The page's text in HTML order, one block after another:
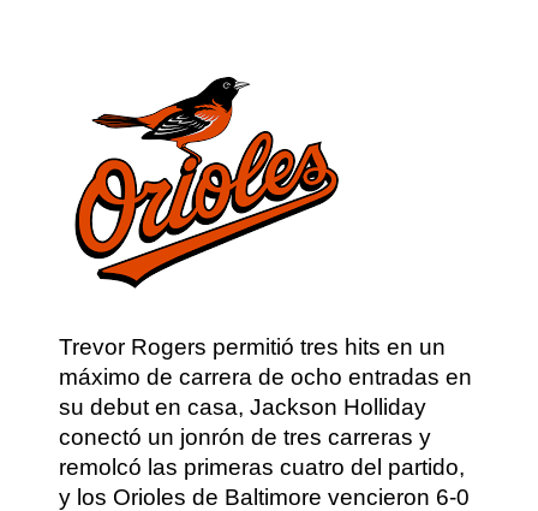
Trevor Rogers permitió tres hits en un
máximo de carrera de ocho entradas en
su debut en casa, Jackson Holliday
conectó un jonrón de tres carreras y
remolcó las primeras cuatro del partido,
y los Orioles de Baltimore vencieron 6-0